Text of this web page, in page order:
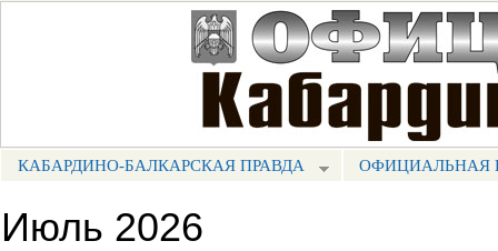
МЕНЮ КБП
КАБАРДИНО-БАЛКАРСКАЯ ПРАВДА ОФИЦИАЛЬНАЯ
Июль 2026